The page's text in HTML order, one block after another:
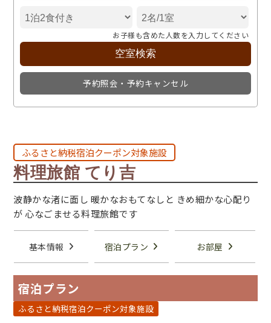
お子様も含めた人数を入力してください
予約照会・予約キャンセル
ふるさと納税宿泊クーポン対象施設
料理旅館 てり吉
波静かな渚に面し 暖かなおもてなしと きめ細かな心配り
が 心なごませる料理旅館です
基本情報 宿泊プラン お部屋
宿泊プラン
ふるさと納税宿泊クーポン対象施設